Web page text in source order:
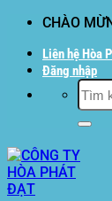
dung
CHÀO
Liên hệ Hòa
Đăng nhập
Tìm
kiếm: